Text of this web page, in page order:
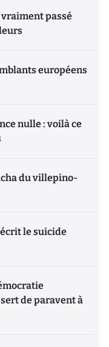
vraiment passé
européens
nulle : voilà ce
du villepino-
le suicide
de paravent à